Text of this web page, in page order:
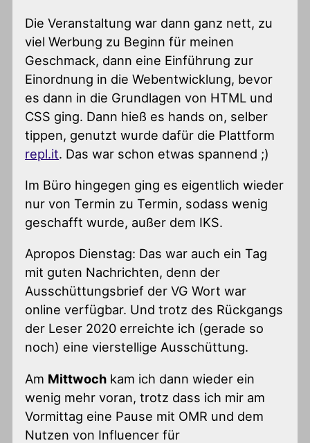
Die Veranstaltung war dann ganz nett, zu
viel Werbung zu Beginn für meinen
Geschmack, dann eine Einführung zur
Einordnung in die Webentwicklung, bevor
es dann in die Grundlagen von HTML und
CSS ging. Dann hieß es hands on, selber
tippen, genutzt wurde dafür die Plattform
repl.it. Das war schon etwas spannend ;)
Im Büro hingegen ging es eigentlich wieder
nur von Termin zu Termin, sodass wenig
geschafft wurde, außer dem IKS.
Apropos Dienstag: Das war auch ein Tag
mit guten Nachrichten, denn der
Ausschüttungsbrief der VG Wort war
online verfügbar. Und trotz des Rückgangs
der Leser 2020 erreichte ich (gerade so
noch) eine vierstellige Ausschüttung.
Am Mittwoch kam ich dann wieder ein
wenig mehr voran, trotz dass ich mir am
Vormittag eine Pause mit OMR und dem
Nutzen von Influencer für